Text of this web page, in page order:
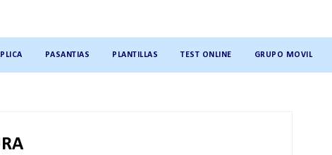
PASANTIAS PLANTILLAS TEST ONLINE GRUPO MOVIL